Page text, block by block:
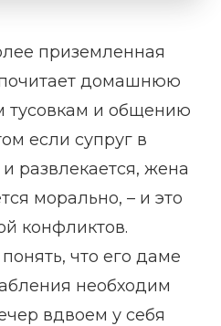
приземленная
домашнюю
тусовкам и общению
если супруг в
развлекается, жена
морально, – и это
конфликтов.
что его даме
необходим
вдвоем у себя